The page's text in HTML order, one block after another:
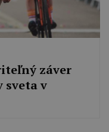
záver
sveta v